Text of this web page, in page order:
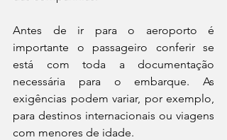
Antes de ir para o aeroporto é
importante o passageiro conferir se
está com toda a documentação
necessária para o embarque. As
exigências podem variar, por exemplo,
para destinos internacionais ou viagens
com menores de idade.